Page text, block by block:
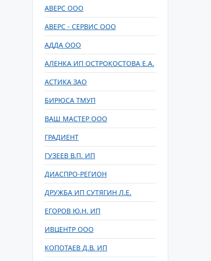
АВЕРС ООО
АВЕРС - СЕРВИС ООО
АДДА ООО
АЛЕНКА ИП ОСТРОКОСТОВА Е.А.
АСТИКА ЗАО
БИРЮСА ТМУП
ВАШ МАСТЕР ООО
ГРАДИЕНТ
ГУЗЕЕВ В.П. ИП
ДИАСПРО-РЕГИОН
ДРУЖБА ИП СУТЯГИН Л.Е.
ЕГОРОВ Ю.Н. ИП
ИВЦЕНТР ООО
КОПОТАЕВ Д.В. ИП